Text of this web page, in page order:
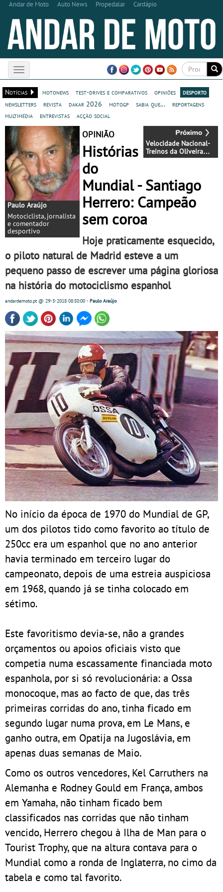
Andar de Moto Auto News Propedalar Cardápio
Toggle
navigation
Notícias
motonews test-drives e comparativos opiniões
desporto
newsletters
revista dakar 2026 motogp sabia que...
reportagens
multimédia
entrevistas acção social
Velocidade Nacional-
Treinos da Oliveira
Cup em S. André
Paulo Araújo
Motociclista, jornalista
e comentador
desportivo
OPINIÃO
Histórias
do
Mundial - Santiago
Herrero: Campeão
sem coroa
Hoje praticamente esquecido,
o piloto natural de Madrid esteve a um
pequeno passo de escrever uma página gloriosa
na história do motociclismo espanhol
andardemoto.pt@ 29-3-2018 08:50:00 - Paulo Araújo
No início da época de 1970 do Mundial de GP,
um dos pilotos tido como favorito ao título de
250cc era um espanhol que no ano anterior
havia terminado em terceiro lugar do
campeonato, depois de uma estreia auspiciosa
em 1968, quando já se tinha colocado em
sétimo.
Este favoritismo devia-se, não a grandes
orçamentos ou apoios oficiais visto que
competia numa escassamente financiada moto
espanhola, por si só revolucionária: a Ossa
monocoque, mas ao facto de que, das três
primeiras corridas do ano, tinha ficado em
segundo lugar numa prova, em Le Mans, e
ganho outra, em Opatija na Jugoslávia, em
apenas duas semanas de Maio.
Como os outros vencedores, Kel Carruthers na
Alemanha e Rodney Gould em França, ambos
em Yamaha, não tinham ficado bem
classificados nas corridas que não tinham
vencido, Herrero chegou à Ilha de Man para o
Tourist Trophy, que na altura contava para o
Mundial como a ronda de Inglaterra, no cimo da
tabela e como tal favorito.